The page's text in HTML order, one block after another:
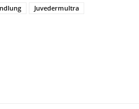
Juvedermultra